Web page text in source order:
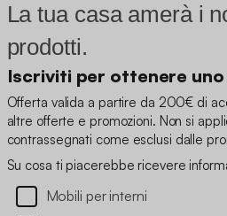
La tua casa amerà i
prodotti.
Iscriviti per ottenere
Offerta valida a partire da 200€ di
altre offerte e promozioni. Non si
contrassegnati come esclusi dalle
Su cosa ti piacerebbe ricevere
Mobili per interni